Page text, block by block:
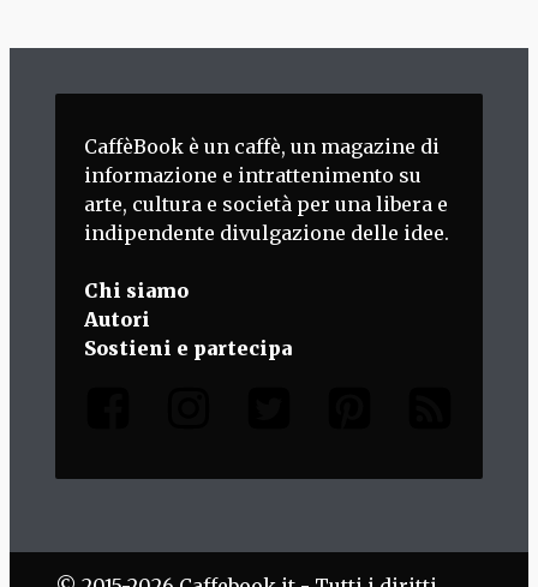
CaffèBook è un caffè, un magazine di
informazione e intrattenimento su
arte, cultura e società per una libera e
indipendente divulgazione delle idee.
Chi siamo
Autori
Sostieni e partecipa